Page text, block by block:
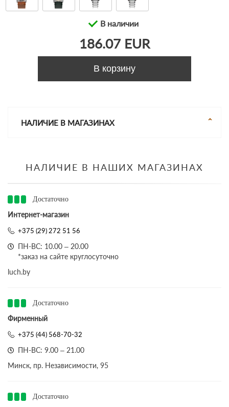
В наличии
186.07 EUR
В корзину
НАЛИЧИЕ В МАГАЗИНАХ
НАЛИЧИЕ В НАШИХ МАГАЗИНАХ
Достаточно
Интернет-магазин
+375 (29) 272 51 56
ПН-ВС: 10.00 – 20.00
*заказ на сайте круглосуточно
luch.by
Достаточно
Фирменный
+375 (44) 568-70-32
ПН-ВС: 9.00 – 21.00
Минск, пр. Независимости, 95
Достаточно